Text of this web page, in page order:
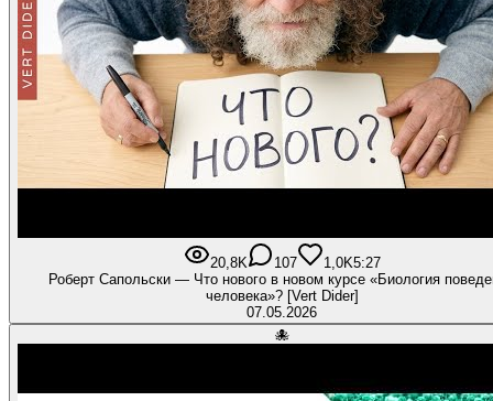
20,8K 107 1,0K5:27
Роберт Сапольски — Что нового в новом курсе «Биология
человека»? [Vert Dider]
07.05.2026
🐙